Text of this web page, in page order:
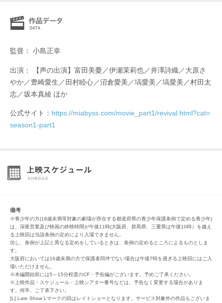
監督： 小島正幸
出演： 【声の出演】富田美憂／伊瀬茉莉也／井澤詩織／大原さ
やか／豊崎愛生／田村睦心／沼倉愛美／塙愛美／塙愛美／村田太
志／坂本真綾 ほか
公式サイト： https://miabyss.com/movie_part1/revival.html?cat=
season1-part1
備考
※青少年の方(18歳未満等対象の劇場が所在する都道府県の青少年保護条例で定める青少年)
は、深夜営業及び映画の終映時間が午後11時(大阪府、群馬県、三重県は午後10時）を越え
る上映回は当該条例の定めにより入場できません。
但し、条例が上記と異なる定めをしているときは、条例の定めるところによるものとしま
す。
大阪府においては16歳未満の方で保護者同伴でない場合は午後7時を過ぎる上映回にはご入
場いただけません。
※本編開始前には5～15分程度のCF・予告編がございます。予めご了承ください。
※上映作品・スケジュール・上映シアター番号などは、予告なく変更する場合がありま
す。何卒、ご了承下さい。
[L] Late Show Lマークの回はレイトショーとなります。サービス対象外の作品もございま